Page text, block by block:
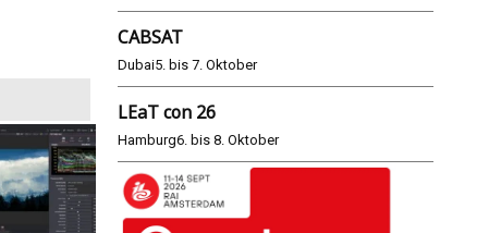
Modus
CABSAT
Dubai5. bis 7. Oktober
LEaT con 26
Hamburg6. bis 8. Oktober